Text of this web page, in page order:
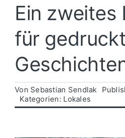
Sport
Kultur
Politik
Ein zweites
für
Von Sebastian Sendlak
Kategorien: Lokales